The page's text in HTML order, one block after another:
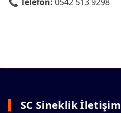
SC Sineklik İletişim